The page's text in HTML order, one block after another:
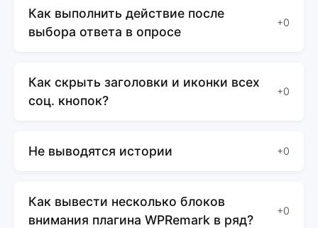
Как выполнить действие после
выбора ответа в опросе
+0
Как скрыть заголовки и иконки всех
соц. кнопок?
+0
Не выводятся истории +0
Как вывести несколько блоков
внимания плагина WPRemark в ряд?
+0